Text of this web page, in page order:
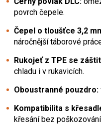
povrch čepele.
Čepel o tloušťce 3,2
náročnější táborové
Rukojeť z TPE se
chladu i v rukavicích.
Oboustranné pouzdro:
Kompatibilita s
křesání bez